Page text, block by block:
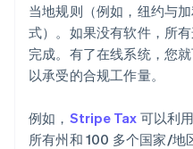
当地规则（例如，纽约与
式）。如果没有软件，所
完成。有了在线系统，您
以承受的合规工作量。
例如， Stripe Tax 可以利
所有州和 100 多个国家/地